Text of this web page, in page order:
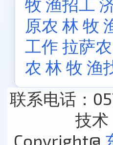
牧 渔招工
原农 林 牧
工作 拉萨
农 林 牧 渔
联系电话：
技
Copyright@